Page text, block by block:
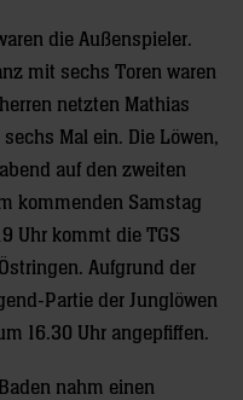
die Außenspieler.
mit sechs Toren waren
netzten Mathias
Mal ein. Die Löwen,
auf den zweiten
kommenden Samstag
Uhr kommt die TGS
Aufgrund der
Partie der Junglöwen
16.30 Uhr angepfiffen.
nahm einen